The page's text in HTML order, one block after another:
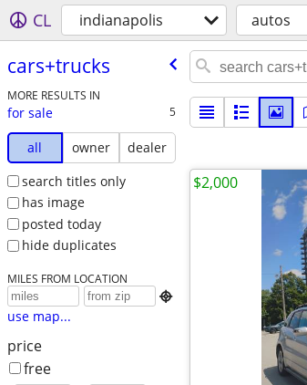
CL indianapolis autos
cars+trucks
MORE RESULTS IN
for sale 5
all owner
dealer
search titles only
has image
posted today
hide duplicates
MILES FROM LOCATION

use map...
price
free
$2,000